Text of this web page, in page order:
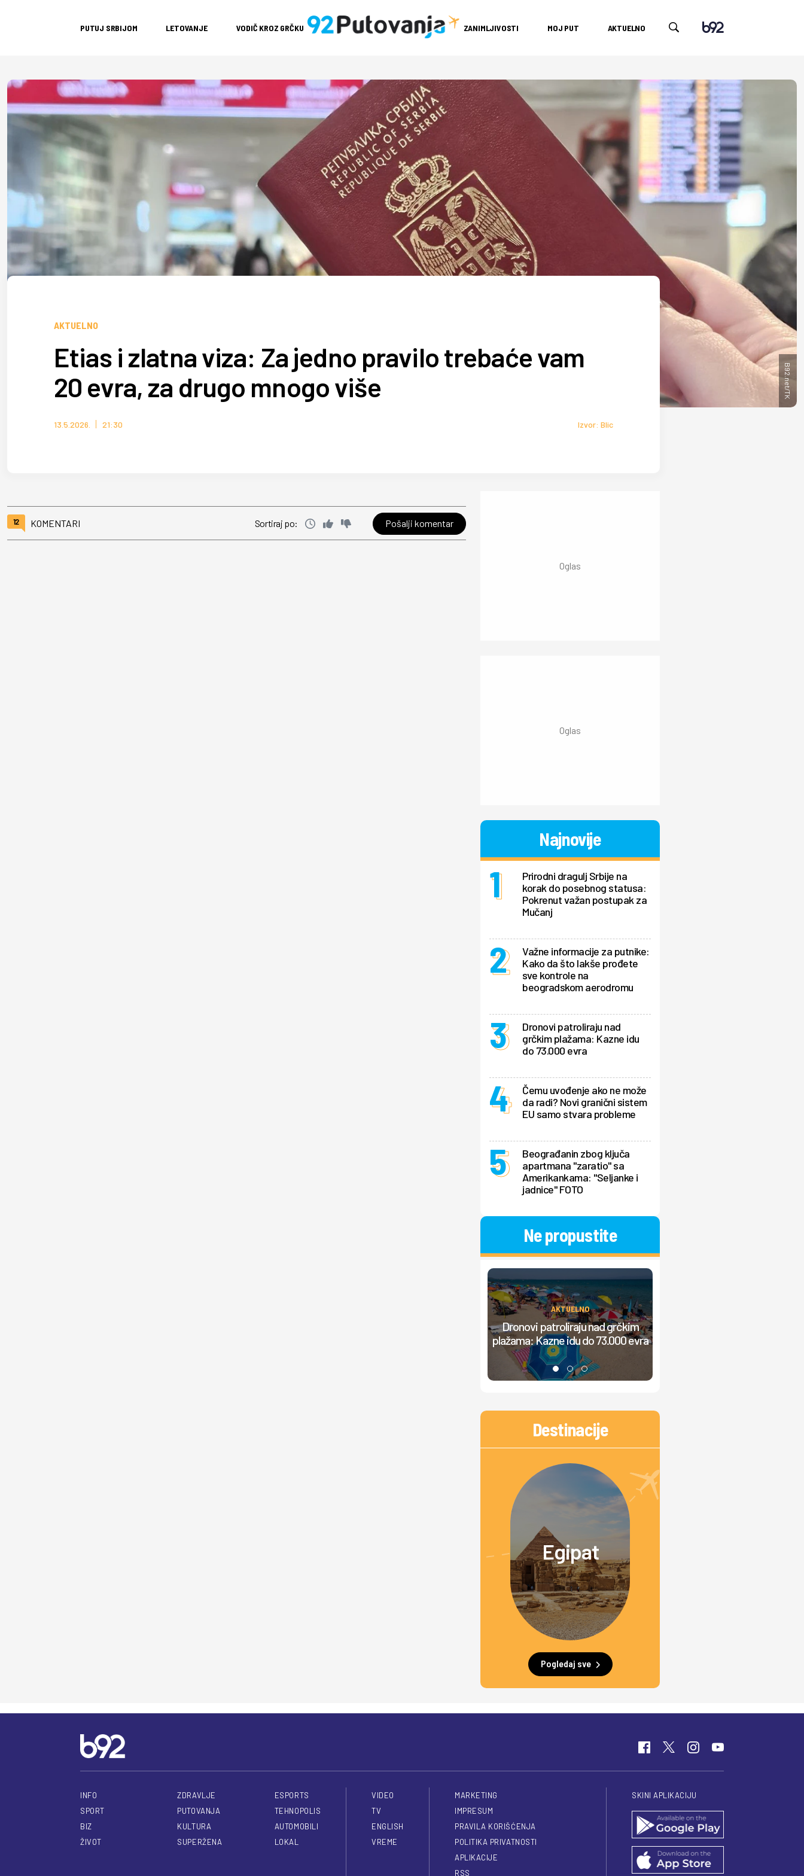
PUTUJ SRBIJOM LETOVANJE VODIČ KROZ GRČKU ZANIMLJIVOSTI MOJ PUT AKTUELNO
B92.net/TK
AKTUELNO
Etias i zlatna viza: Za jedno pravilo trebaće vam
20 evra, za drugo mnogo više
13.5.2026. 21:30 Izvor: Blic
12 KOMENTARI Sortiraj po: Pošalji komentar
Najnovije
Prirodni dragulj Srbije na
korak do posebnog statusa:
Pokrenut važan postupak za
Mučanj
Važne informacije za putnike:
Kako da što lakše prođete
sve kontrole na
beogradskom aerodromu
Dronovi patroliraju nad
grčkim plažama: Kazne idu
do 73.000 evra
Čemu uvođenje ako ne može
da radi? Novi granični sistem
EU samo stvara probleme
Beograđanin zbog ključa
apartmana "zaratio" sa
Amerikankama: "Seljanke i
jadnice" FOTO
Ne propustite
AKTUELNO
Dronovi patroliraju nad grčkim
plažama: Kazne idu do 73.000 evra
Destinacije
Egipat
Pogledaj sve
INFO
SPORT
BIZ
ŽIVOT
ZDRAVLJE
PUTOVANJA
KULTURA
SUPERŽENA
ESPORTS
TEHNOPOLIS
AUTOMOBILI
LOKAL
VIDEO
TV
ENGLISH
VREME
MARKETING
IMPRESUM
PRAVILA KORIŠĆENJA
POLITIKA PRIVATNOSTI
APLIKACIJE
RSS
SKINI APLIKACIJU